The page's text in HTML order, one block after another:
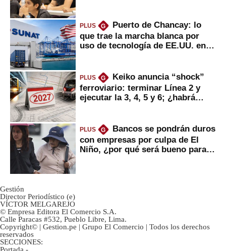
PLUS G
Puerto de Chancay: lo
que trae la marcha blanca por
uso de tecnología de EE.UU. en
PLUS G
Keiko anuncia “shock”
ferroviario: terminar Línea 2 y
ejecutar la 3, 4, 5 y 6; ¿habrá
PLUS G
Bancos se pondrán duros
con empresas por culpa de El
Niño, ¿por qué será bueno para
Gestión
Director Periodístico (e)
VÍCTOR MELGAREJO
© Empresa Editora El Comercio S.A.
Calle Paracas #532, Pueblo Libre, Lima.
Copyright© | Gestion.pe | Grupo El Comercio | Todos los derechos
reservados
SECCIONES: